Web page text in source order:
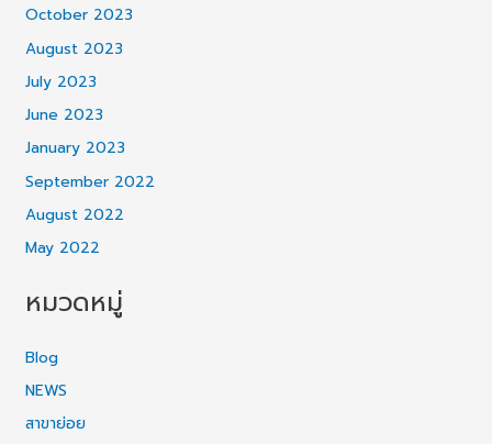
October 2023
August 2023
July 2023
June 2023
January 2023
September 2022
August 2022
May 2022
หมวดหมู่
Blog
NEWS
สาขาย่อย